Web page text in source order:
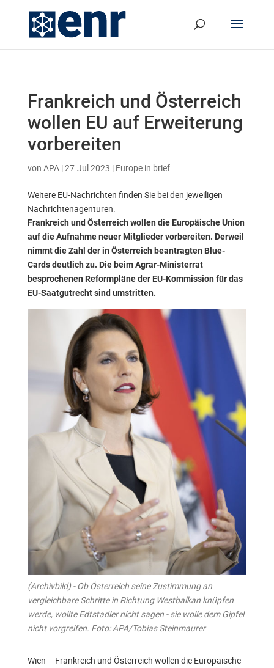
Frankreich und Österreich
wollen EU auf Erweiterung
vorbereiten
von APA|27.Jul 2023 | Europe in brief
Weitere EU-Nachrichten finden Sie bei den jeweiligen
Nachrichtenagenturen.
Frankreich und Österreich wollen die Europäische Union
auf die Aufnahme neuer Mitglieder vorbereiten. Derweil
nimmt die Zahl der in Österreich beantragten Blue-
Cards deutlich zu. Die beim Agrar-Ministerrat
besprochenen Reformpläne der EU-Kommission für das
EU-Saatgutrecht sind umstritten.
(Archivbild) - Ob Österreich seine Zustimmung an
vergleichbare Schritte in Richtung Westbalkan knüpfen
werde, wollte Edtstadler nicht sagen - sie wolle dem Gipfel
nicht vorgreifen. Foto: APA/Tobias Steinmaurer
Wien – Frankreich und Österreich wollen die Europäische